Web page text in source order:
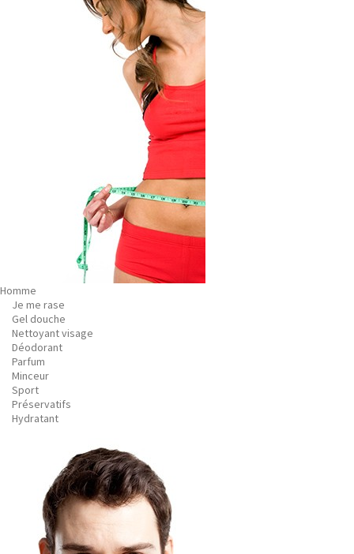
Homme
Je me rase
Gel douche
Nettoyant visage
Déodorant
Parfum
Minceur
Sport
Préservatifs
Hydratant